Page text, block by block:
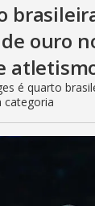
ouro
é quarto
categoria